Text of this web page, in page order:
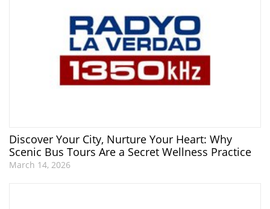
Discover Your City, Nurture Your Heart: Why
Scenic Bus Tours Are a Secret Wellness Practice
March 14, 2026